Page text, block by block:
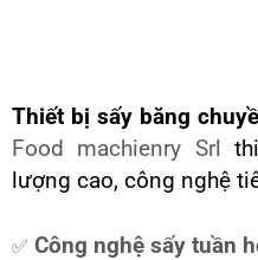
Thiết bị sấy băng
Food machienry Srl
lượng cao, công nghệ
✅ Công nghệ sấy tuần